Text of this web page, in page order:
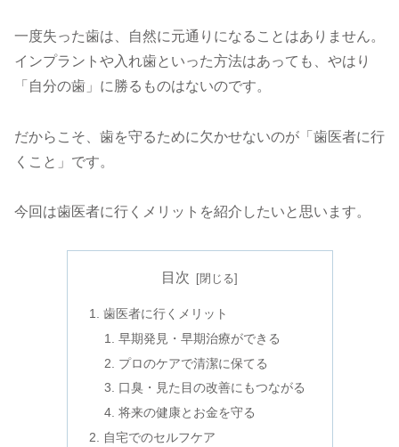
一度失った歯は、自然に元通りになることはありません。
インプラントや入れ歯といった方法はあっても、やはり
「自分の歯」に勝るものはないのです。
だからこそ、歯を守るために欠かせないのが「歯医者に行
くこと」です。
今回は歯医者に行くメリットを紹介したいと思います。
目次
歯医者に行くメリット
早期発見・早期治療ができる
プロのケアで清潔に保てる
口臭・見た目の改善にもつながる
将来の健康とお金を守る
自宅でのセルフケア